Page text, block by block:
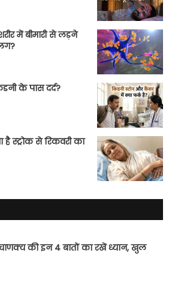
में बीमारी से लड़ने
के पास दर्द?
है स्ट्रोक से रिकवरी का
की इन 4 बातों का रखें ध्यान, खुल